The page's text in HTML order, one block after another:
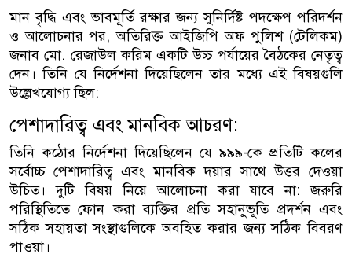
মান বৃদ্ধি এবং ভাবমূর্তি রক্ষার জন্য সুনির্দিষ্ট পদক্ষেপ পরিদর্শন
ও আলোচনার পর, অতিরিক্ত আইজিপি অফ পুলিশ (টেলিকম)
জনাব মো. রেজাউল করিম একটি উচ্চ পর্যায়ের বৈঠকের নেতৃত্ব
দেন। তিনি যে নির্দেশনা দিয়েছিলেন তার মধ্যে এই বিষয়গুলি
উল্লেখযোগ্য ছিল:
পেশাদারিত্ব এবং মানবিক আচরণ:
তিনি কঠোর নির্দেশনা দিয়েছিলেন যে ৯৯৯-কে প্রতিটি কলের
সর্বোচ্চ পেশাদারিত্ব এবং মানবিক দয়ার সাথে উত্তর দেওয়া
উচিত। দুটি বিষয় নিয়ে আলোচনা করা যাবে না: জরুরি
পরিস্থিতিতে ফোন করা ব্যক্তির প্রতি সহানুভূতি প্রদর্শন এবং
সঠিক সহায়তা সংস্থাগুলিকে অবহিত করার জন্য সঠিক বিবরণ
পাওয়া।